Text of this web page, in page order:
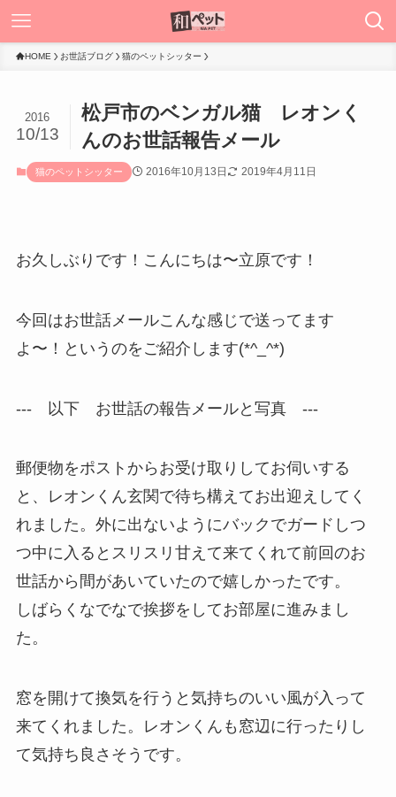
HOME お世話ブログ 猫のペットシッター
松戸市のベンガル猫 レオンく
んのお世話報告メール
2016
10/13
猫のペットシッター 2016年10月13日 2019年4月11日
お久しぶりです！こんにちは〜立原です！
今回はお世話メールこんな感じで送ってます
よ〜！というのをご紹介します(*^_^*)
--- 以下 お世話の報告メールと写真 ---
郵便物をポストからお受け取りしてお伺いする
と、レオンくん玄関で待ち構えてお出迎えしてく
れました。外に出ないようにバックでガードしつ
つ中に入るとスリスリ甘えて来てくれて前回のお
世話から間があいていたので嬉しかったです。
しばらくなでなで挨拶をしてお部屋に進みまし
た。
窓を開けて換気を行うと気持ちのいい風が入って
来てくれました。レオンくんも窓辺に行ったりし
て気持ち良さそうです。